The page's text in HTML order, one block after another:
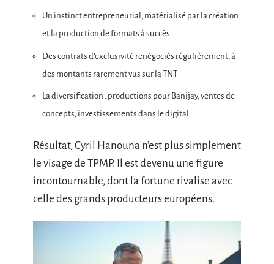
Un instinct entrepreneurial, matérialisé par la création
et la production de formats à succès
Des contrats d’exclusivité renégociés régulièrement, à
des montants rarement vus sur la TNT
La diversification : productions pour Banijay, ventes de
concepts, investissements dans le digital…
Résultat, Cyril Hanouna n’est plus simplement
le visage de TPMP. Il est devenu une figure
incontournable, dont la fortune rivalise avec
celle des grands producteurs européens.